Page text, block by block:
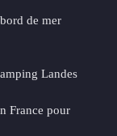
de mer
Landes
France pour